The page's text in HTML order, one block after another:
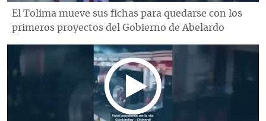
El Tolima mueve sus fichas para quedarse con los
primeros proyectos del Gobierno de Abelardo